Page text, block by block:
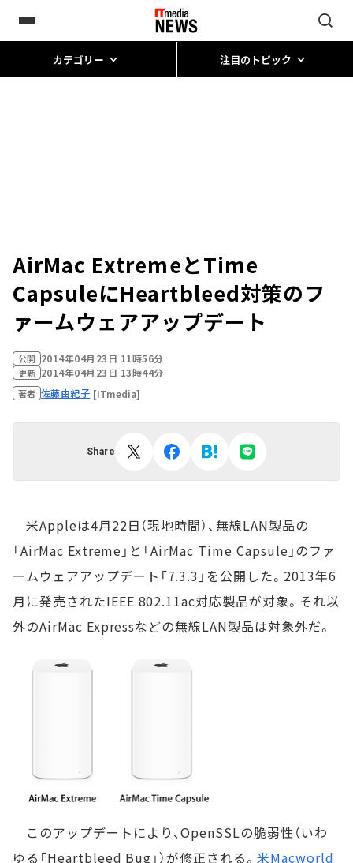
カテゴリー 注目のトピック
AirMac ExtremeとTime
CapsuleにHeartbleed対策のフ
ァームウェアアップデート
公開 2014年04月23日 11時56分
更新 2014年04月23日 13時44分
著者 佐藤由紀子 [ITmedia]
Share
米Appleは4月22日（現地時間）、無線LAN製品の
「AirMac Extreme」と「AirMac Time Capsule」のファ
ームウェアアップデート「7.3.3」を公開した。2013年6
月に発売されたIEEE 802.11ac対応製品が対象。それ以
外のAirMac Expressなどの無線LAN製品は対象外だ。
このアップデートにより、OpenSSLの脆弱性（いわ
ゆる「Heartbleed Bug」）が修正される。 米Macworld